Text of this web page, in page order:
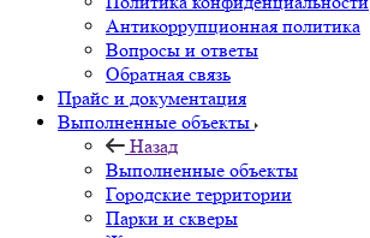
Антикоррупционная политика
Вопросы и ответы
Обратная связь
Прайс и документация
Выполненные объекты
Назад
Выполненные объекты
Городские территории
Парки и скверы